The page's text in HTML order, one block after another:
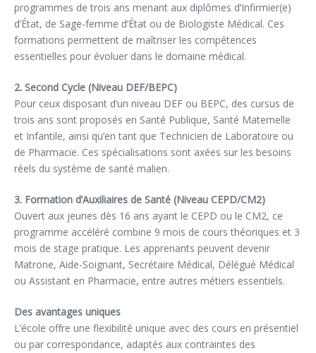
programmes de trois ans menant aux diplômes d’Infirmier(e)
d’État, de Sage-femme d’État ou de Biologiste Médical. Ces
formations permettent de maîtriser les compétences
essentielles pour évoluer dans le domaine médical.
2. Second Cycle (Niveau DEF/BEPC)
Pour ceux disposant d’un niveau DEF ou BEPC, des cursus de
trois ans sont proposés en Santé Publique, Santé Maternelle
et Infantile, ainsi qu’en tant que Technicien de Laboratoire ou
de Pharmacie. Ces spécialisations sont axées sur les besoins
réels du système de santé malien.
3. Formation d’Auxiliaires de Santé (Niveau CEPD/CM2)
Ouvert aux jeunes dès 16 ans ayant le CEPD ou le CM2, ce
programme accéléré combine 9 mois de cours théoriques et 3
mois de stage pratique. Les apprenants peuvent devenir
Matrone, Aide-Soignant, Secrétaire Médical, Délégué Médical
ou Assistant en Pharmacie, entre autres métiers essentiels.
Des avantages uniques
L’école offre une flexibilité unique avec des cours en présentiel
ou par correspondance, adaptés aux contraintes des